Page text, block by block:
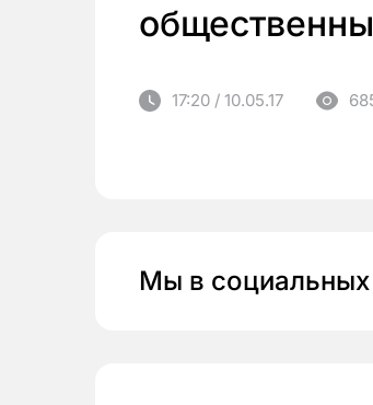
17:20 / 10.05.17
Мы в социальных